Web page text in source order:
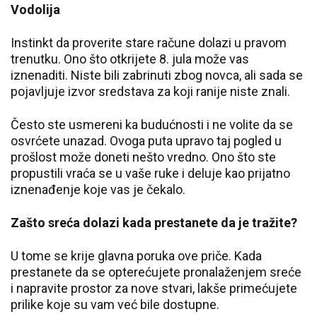
Vodolija
Instinkt da proverite stare račune dolazi u pravom
trenutku. Ono što otkrijete 8. jula može vas
iznenaditi. Niste bili zabrinuti zbog novca, ali sada se
pojavljuje izvor sredstava za koji ranije niste znali.
Često ste usmereni ka budućnosti i ne volite da se
osvrćete unazad. Ovoga puta upravo taj pogled u
prošlost može doneti nešto vredno. Ono što ste
propustili vraća se u vaše ruke i deluje kao prijatno
iznenađenje koje vas je čekalo.
Zašto sreća dolazi kada prestanete da je tražite?
U tome se krije glavna poruka ove priče. Kada
prestanete da se opterećujete pronalaženjem sreće
i napravite prostor za nove stvari, lakše primećujete
prilike koje su vam već bile dostupne.